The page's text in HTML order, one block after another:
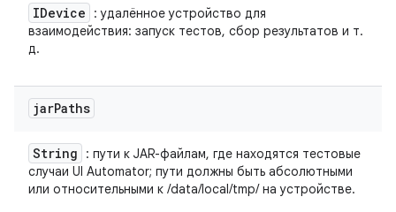
IDevice
: удалённое устройство для
взаимодействия: запуск тестов, сбор результатов и т.
д.
jarPaths
String
: пути к JAR-файлам, где находятся тестовые
случаи UI Automator; пути должны быть абсолютными
или относительными к /data/local/tmp/ на устройстве.